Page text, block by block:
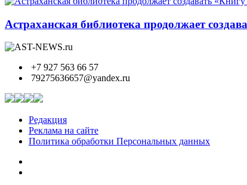
Астраханская библиотека продолжает
+7 927 563 66 57
79275636657@yandex.ru
Редакция
Реклама на сайте
Политика обработки Персональных данных